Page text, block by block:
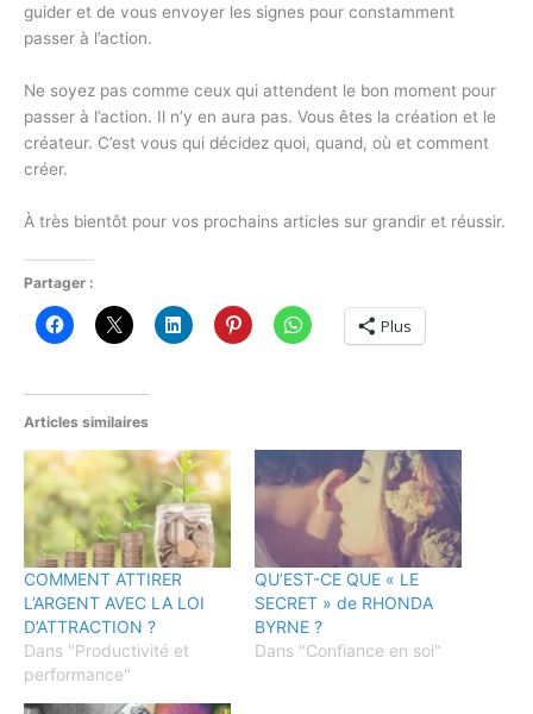
guider et de vous envoyer les signes pour constamment
passer à l’action.
Ne soyez pas comme ceux qui attendent le bon moment pour
passer à l’action. Il n’y en aura pas. Vous êtes la création et le
créateur. C’est vous qui décidez quoi, quand, où et comment
créer.
À très bientôt pour vos prochains articles sur grandir et réussir.
Partager :
Plus
Articles similaires
COMMENT ATTIRER
L’ARGENT AVEC LA LOI
D’ATTRACTION ?
Dans "Productivité et
performance"
QU’EST-CE QUE « LE
SECRET » de RHONDA
BYRNE ?
Dans "Confiance en soi"